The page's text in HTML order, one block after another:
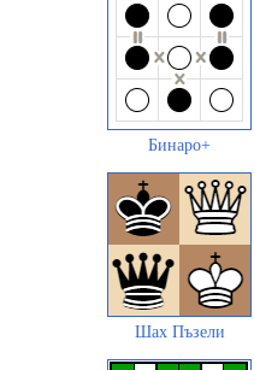
Бинаро+
Шах Пъзели